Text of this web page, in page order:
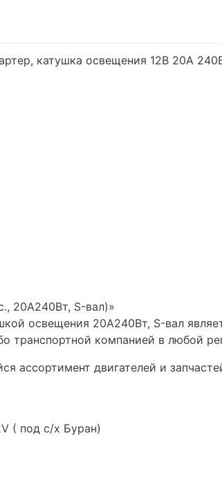
катушка освещения 12В 20А
20А240Вт, S-вал)»
освещения 20А240Вт, S-вал
транспортной компанией в любой
ассортимент двигателей и
( под с/х Буран)